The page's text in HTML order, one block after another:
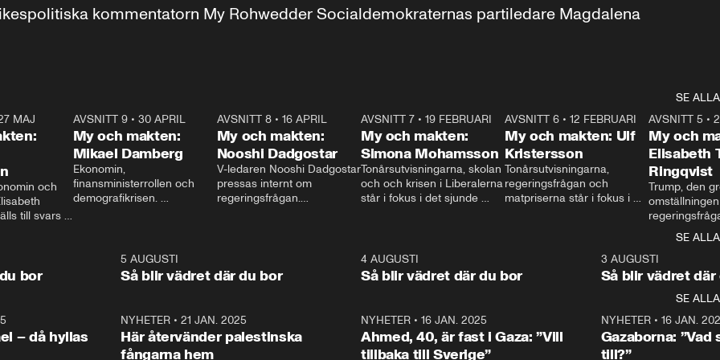
kommentatorn My Rohwedder Socialdemokraternas partiledare Magdalena
SE ALLA
MAJ
och
till svars
AVSNITT 9• 30 APRIL
My och makten:
Mikael Damberg
Ekonomin,
finansministerrollen och
demografikrisen.
och Makten.
AVSNITT 8• 16 APRIL
My och makten:
Nooshi Dadgostar
V-ledaren Nooshi Dadgostar
pressas internt om
regeringsfrågan.
– Vi ställer upp i val. Ska vi
vara med så sitter vi förstås
24:30
AVSNITT 7• 19 FEBRUARI
My och makten:
Simona Mohamsson
Tonårsutvisningarna, skolan
och och krisen i Liberalerna
står i fokus i det sjunde
kommentator My
Rohwedder ställer
utbildnings- och
Mohamsson till svars.
27:30
AVSNITT 6 •12 FEBRUARI
My och makten: Ulf
Kristersson
Tonårsutvisningarna,
regeringsfrågan och
matpriserna står i fokus i
Rohwedder ställer
statsminister Ulf Kristersson
AVSNITT 5 •
My och
Elisabeth
Ringqvist
Trump, den
centrum i
avsnittet av
Makten”. Se
Aftonbladets
Rohwedder
Thand Ring
SE ALLA
1:06
bor
5 AUGUSTI
Så blir vädret där du bor
4 AUGUSTI
Så blir vädret där du bor
3 AUGUSTI
Så blir vädret där
SE ALLA
– då hyllas
NYHETER •21 JAN. 2025
Här återvänder palestinska
fångarna hem
NYHETER• 16 JAN. 2025
Ahmed, 40, är fast i Gaza: ”Vill
tillbaka till Sverige”
NYHETER• 16 JAN.
Gazaborna:
till?”